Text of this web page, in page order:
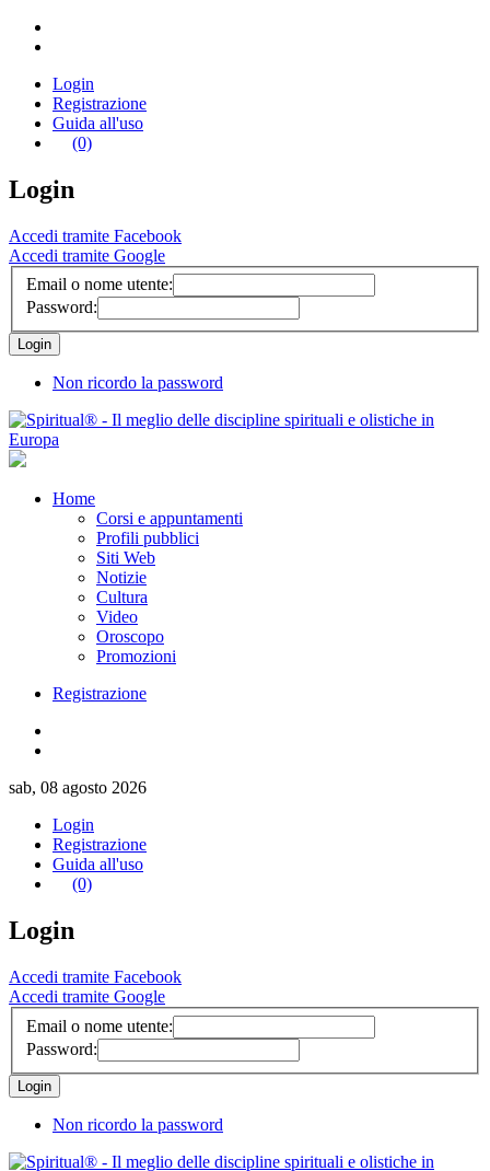
Login
Registrazione
Guida all'uso
(0)
Login
Accedi tramite Facebook
Accedi tramite Google
Email o nome utente:
Password:
Non ricordo la password
Home
Corsi e appuntamenti
Profili pubblici
Siti Web
Notizie
Cultura
Video
Oroscopo
Promozioni
Registrazione
sab, 08 agosto 2026
Login
Registrazione
Guida all'uso
(0)
Login
Accedi tramite Facebook
Accedi tramite Google
Email o nome utente:
Password:
Non ricordo la password